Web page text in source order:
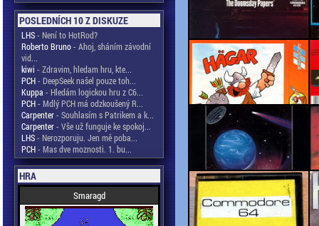
POSLEDNÍCH 10 Z DISKUZE
LHS- Není to HotRod?
Roberto Bruno- Ahoj, sháním závodní
vid...
kiwi - Zdravim, hledam hru, kte...
PCH- DeepSeek našel pouze toh...
Kuppa - Hledám logickou hru z C6...
PCH- Mdlý PCH má odzkoušený R...
Carpenter- Souhlasím s Patrikem a k...
Carpenter- Vše už funguje ke spokoj...
LHS- Nerozporuju. Jen mě poba...
PCH- Mas dve moznosti. 1. bu...
HRA
Smaragd